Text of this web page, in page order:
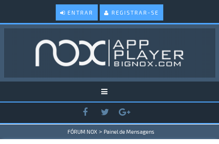
ENTRAR REGISTRAR-SE
FÓRUM NOX > Painel de Mensagens